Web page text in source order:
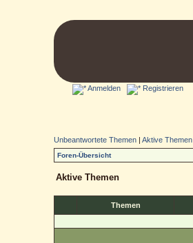
Anmelden Registrieren
Unbeantwortete Themen |Aktive Themen
Foren-Übersicht
Aktive Themen
Themen